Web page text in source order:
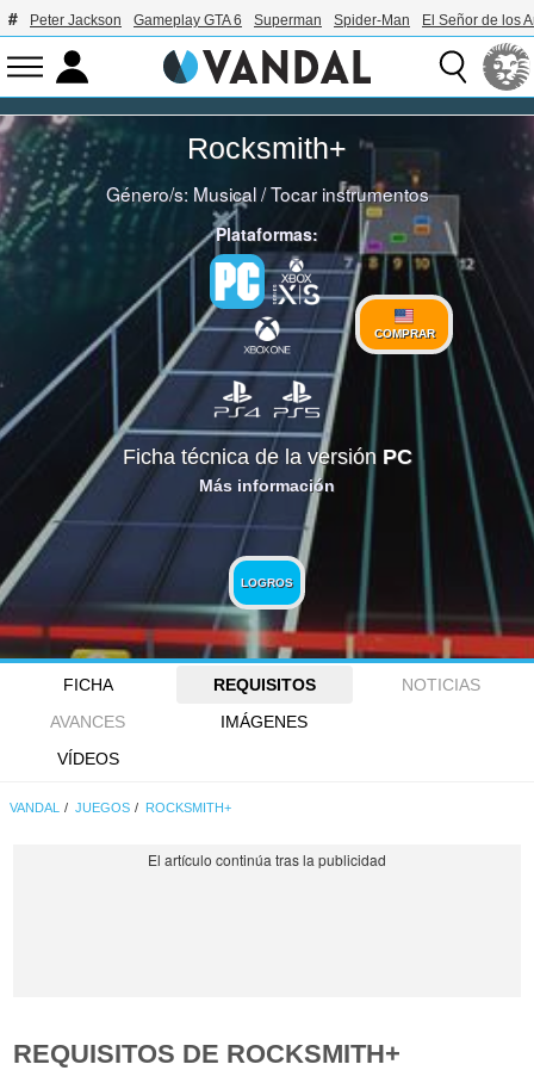
Peter Jackson Gameplay GTA 6 Superman Spider-Man El Señor de los
Rocksmith+
Género/s: Musical/Tocar instrumentos
Plataformas:
COMPRAR
Ficha técnica de la versión PC
Más información
LOGROS
FICHA REQUISITOS
NOTICIAS
AVANCES
IMÁGENES
VÍDEOS
VANDAL JUEGOS ROCKSMITH+
REQUISITOS DE ROCKSMITH+